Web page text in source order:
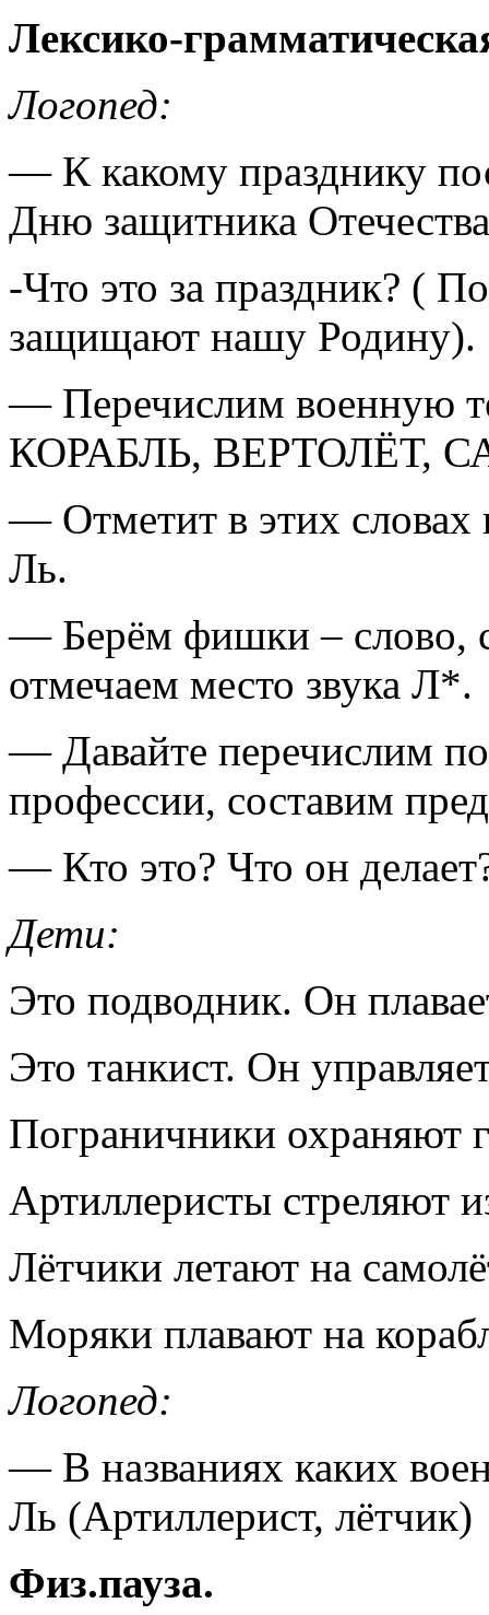
Лексико-
Логопед:
— К какому празднику
Дню защитника
-Что это за праздник? (
защищают нашу Родину).
— Перечислим военную
КОРАБЛЬ, ВЕРТОЛЁТ,
— Отметит в этих словах
Ль.
— Берём фишки – слово,
отмечаем место звука Л*.
— Давайте перечислим
профессии, составим
— Кто это? Что он
Дети:
Это подводник. Он
Это танкист. Он
Пограничники охраняют
Артиллеристы стреляют
Лётчики летают на
Моряки плавают на
Логопед:
— В названиях каких
Ль (Артиллерист, лётчик)
Физ.пауза.